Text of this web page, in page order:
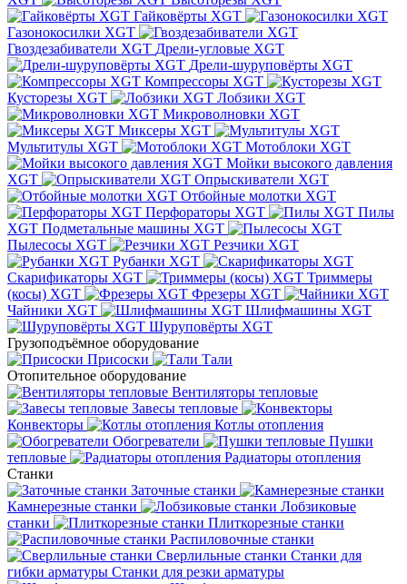
Гайковёрты XGT
Газонокосилки XGT
Гвоздезабиватели XGT Дрели-угловые XGT
Дрели-шуруповёрты XGT
Компрессоры XGT
Кусторезы XGT
Лобзики XGT
Микроволновки XGT
Миксеры XGT
Мультитулы XGT
Мотоблоки XGT
Мойки высокого давления
XGT
Опрыскиватели XGT
Отбойные молотки XGT
Перфораторы XGT
Пилы
XGT Подметальные машины XGT
Пылесосы XGT
Резчики XGT
Рубанки XGT
Скарификаторы XGT
Триммеры
(косы) XGT
Фрезеры XGT
Чайники XGT
Шлифмашины XGT
Шуруповёрты XGT
Грузоподъёмное оборудование
Присоски
Тали
Отопительное оборудование
Вентиляторы тепловые
Завесы тепловые
Конвекторы
Котлы отопления
Обогреватели
Пушки
тепловые
Радиаторы отопления
Станки
Заточные станки
Камнерезные станки
Лобзиковые
станки
Плиткорезные станки
Распиловочные станки
Сверлильные станки Станки для
гибки арматуры Станки для резки арматуры